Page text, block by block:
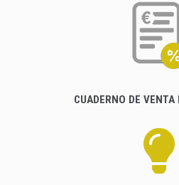
CUADERNO DE